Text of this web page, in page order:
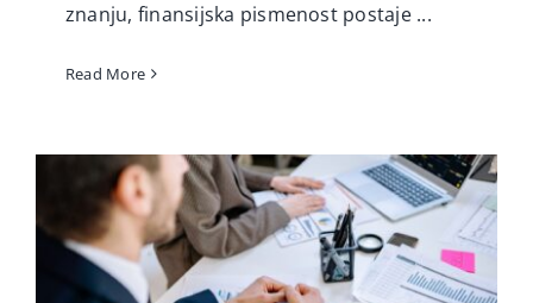
znanju, finansijska pismenost postaje ...
Read More